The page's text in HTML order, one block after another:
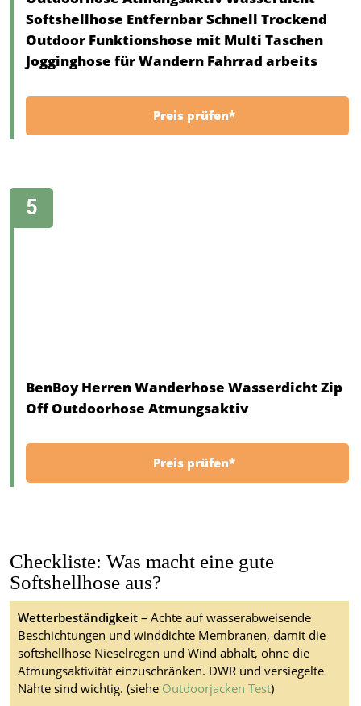
Softshellhose Entfernbar Schnell Trockend
Outdoor Funktionshose mit Multi Taschen
Jogginghose für Wandern Fahrrad arbeits
Preis prüfen*
BenBoy Herren Wanderhose Wasserdicht Zip
Off Outdoorhose Atmungsaktiv
Preis prüfen*
Checkliste: Was macht eine gute
Softshellhose aus?
Wetterbeständigkeit– Achte auf wasserabweisende
Beschichtungen und winddichte Membranen, damit die
softshellhose Nieselregen und Wind abhält, ohne die
Atmungsaktivität einzuschränken. DWR und versiegelte
Nähte sind wichtig. (siehe Outdoorjacken Test)